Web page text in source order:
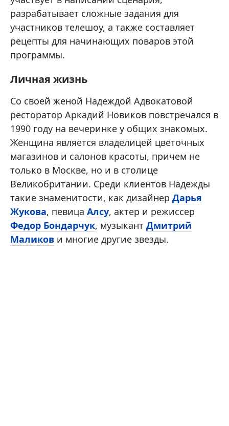
разрабатывает сложные задания для
участников телешоу, а также составляет
рецепты для начинающих поваров этой
программы.
Личная жизнь
Со своей женой Надеждой Адвокатовой
ресторатор Аркадий Новиков повстречался в
1990 году на вечеринке у общих знакомых.
Женщина является владелицей цветочных
магазинов и салонов красоты, причем не
только в Москве, но и в столице
Великобритании. Среди клиентов Надежды
такие знаменитости, как дизайнер Дарья
Жукова, певица Алсу, актер и режиссер
Федор Бондарчук, музыкант Дмитрий
Маликов и многие другие звезды.